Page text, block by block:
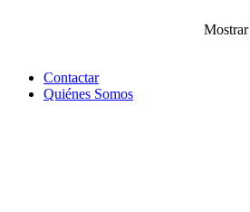
Mostrar
Contactar
Quiénes Somos